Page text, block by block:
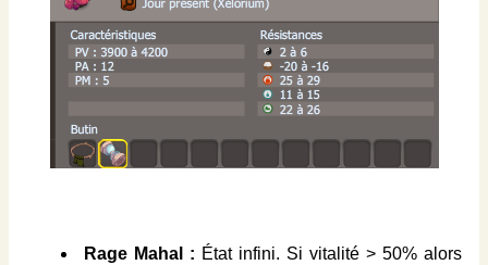
Rage Mahal : État infini. Si vitalité > 50% alors